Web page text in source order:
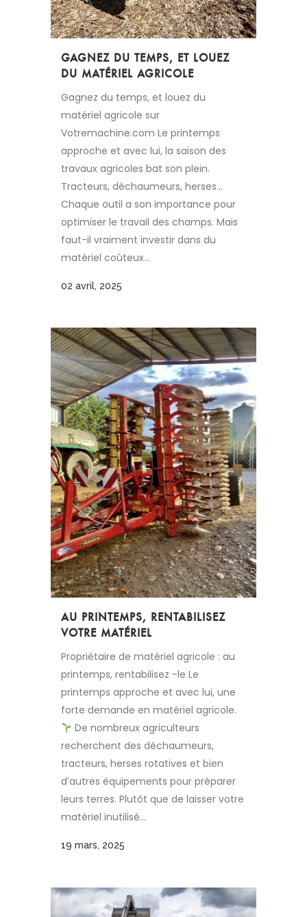
GAGNEZ DU TEMPS, ET LOUEZ
DU MATÉRIEL AGRICOLE
Gagnez du temps, et louez du
matériel agricole sur
Votremachine.com Le printemps
approche et avec lui, la saison des
travaux agricoles bat son plein.
Tracteurs, déchaumeurs, herses…
Chaque outil a son importance pour
optimiser le travail des champs. Mais
faut-il vraiment investir dans du
matériel coûteux...
02 avril, 2025
AU PRINTEMPS, RENTABILISEZ
VOTRE MATÉRIEL
Propriétaire de matériel agricole : au
printemps, rentabilisez -le Le
printemps approche et avec lui, une
forte demande en matériel agricole.
De nombreux agriculteurs
recherchent des déchaumeurs,
tracteurs, herses rotatives et bien
d’autres équipements pour préparer
leurs terres. Plutôt que de laisser votre
matériel inutilisé...
19 mars, 2025